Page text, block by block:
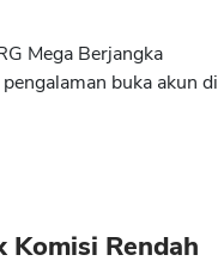
Mega Berjangka
buka akun di
Komisi Rendah